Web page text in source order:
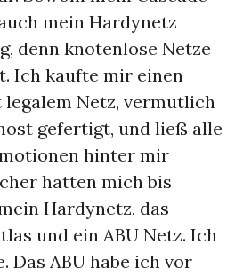
mein Hardynetz
denn knotenlose Netze
Ich kaufte mir einen
Netz, vermutlich
gefertigt, und ließ alle
hinter mir
hatten mich bis
Hardynetz, das
und ein ABU Netz. Ich
Das ABU habe ich vor